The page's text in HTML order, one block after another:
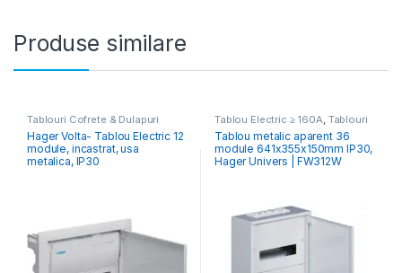
Produse similare
Tablouri Cofrete & Dulapuri
Electrice ,Tablouri Electrice
Rezidențiale Încastrate
Hager Volta- Tablou Electric 12
module, incastrat, usa
metalica, IP30
Tablou Electric ≥ 160A, Tablouri
Cofrete & Dulapuri Electrice
Tablouri Electrice Comercial &
Industrial
Tablou metalic aparent 36
module 641x355x150mm IP30,
Hager Univers | FW312W